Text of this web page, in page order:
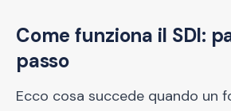
Come funziona il SDI:
passo
Ecco cosa succede quando un